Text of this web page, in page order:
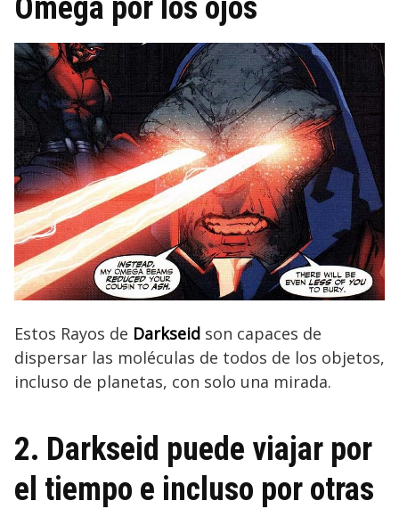
Omega por los ojos
Estos Rayos de Darkseid son capaces de
dispersar las moléculas de todos de los objetos,
incluso de planetas, con solo una mirada.
2. Darkseid puede viajar por
el tiempo e incluso por otras